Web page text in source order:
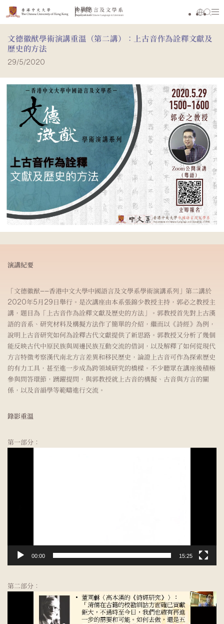
文德徽猷學術演講重溫（第二講）：上古音作為詮釋文獻及
歷史的方法
29/5/2020
演講紀要
「文德徽猷——香港中文大學中國語言及文學系學術演講系列」第二講於
2020年5月29日舉行。是次講座由本系張錦少教授主持，郭必之教授主
講，題目為「上古音作為詮釋文獻及歷史的方法」。郭教授首先對上古漢
語的音系、研究材料及構擬方法作了簡單的介紹，繼而以《詩經》為例，
說明上古音研究如何為詮釋古代文獻提供了新思路。郭教授又分析了幾個
能反映古代中原民族與周邊民族互動交流的借詞，以及解釋了如何從現代
方言特徵考察漢代南北方言差異和移民歷史，論證上古音可作為探索歷史
的有力工具，甚至進一步成為跨領域研究的橋樑。不少聽眾在講座後積極
參與問答環節，踴躍提問，與郭教授就上古音的構擬、古音與方言的關
係，以及音韻學等範疇進行交流。
錄影重溫
第一部分：
00:00 15:25
第二部分：